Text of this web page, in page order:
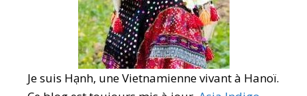
Je suis Hạnh, une Vietnamienne vivant à Hanoï.